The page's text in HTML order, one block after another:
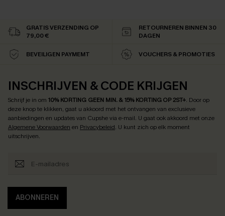
GRATIS VERZENDING OP
79,00 €
RETOURNEREN BINNEN 30
DAGEN
BEVEILIGEN PAYMEMT VOUCHERS & PROMOTIES
INSCHRIJVEN & CODE KRIJGEN
Schrijf je in om 10% KORTING GEEN MIN. & 15% KORTING OP 2ST+. Door op
deze knop te klikken, gaat u akkoord met het ontvangen van exclusieve
aanbiedingen en updates van Cupshe via e-mail. U gaat ook akkoord met onze
Algemene Voorwaarden en Privacybeleid. U kunt zich op elk moment
uitschrijven.
ABONNEREN